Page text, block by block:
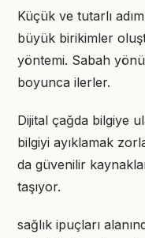
Küçük ve tutarlı
büyük birikimler
yöntemi. Sabah
boyunca ilerler.
Dijital çağda bilgiye
bilgiyi ayıklamak
da güvenilir
taşıyor.
sağlık ipuçları